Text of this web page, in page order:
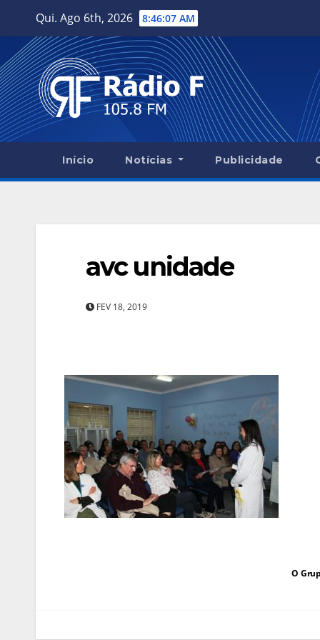
content
Qui. Ago 6th, 2026 8:46:08 AM
Início Notícias Publicidade
avc unidade
FEV 18, 2019
O